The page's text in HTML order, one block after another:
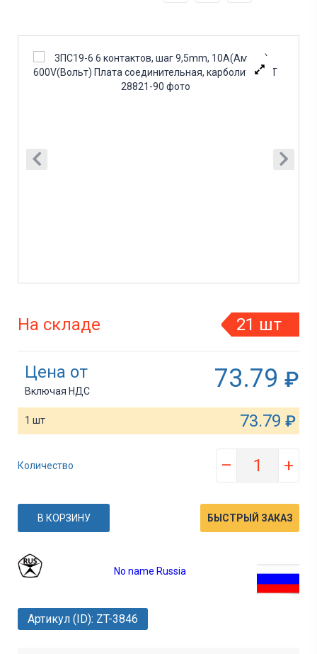
No name Russia
Артикул (ID): ZT-3846
На складе 21 шт
Цена от
Включая НДС 73.79 ₽
1 шт 73.79 ₽
Количество – +
В КОРЗИНУ БЫСТРЫЙ ЗАКАЗ